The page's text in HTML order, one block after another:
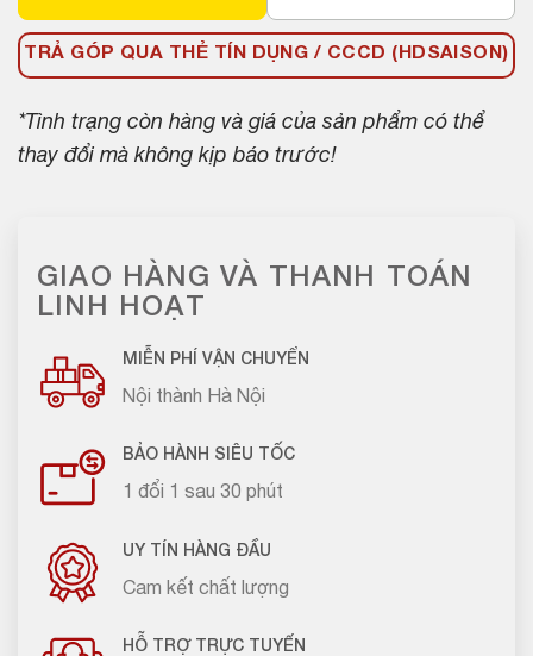
TRẢ GÓP QUA THẺ TÍN DỤNG / CCCD (HDSAISON)
*Tình trạng còn hàng và giá của sản phẩm có thể
thay đổi mà không kịp báo trước!
GIAO HÀNG VÀ THANH TOÁN
LINH HOẠT
MIỄN PHÍ VẬN CHUYỂN
Nội thành Hà Nội
BẢO HÀNH SIÊU TỐC
1 đổi 1 sau 30 phút
UY TÍN HÀNG ĐẦU
Cam kết chất lượng
HỖ TRỢ TRỰC TUYẾN